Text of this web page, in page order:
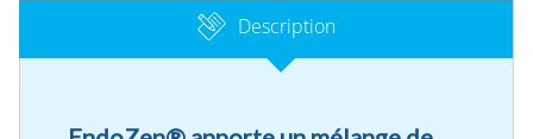
Description